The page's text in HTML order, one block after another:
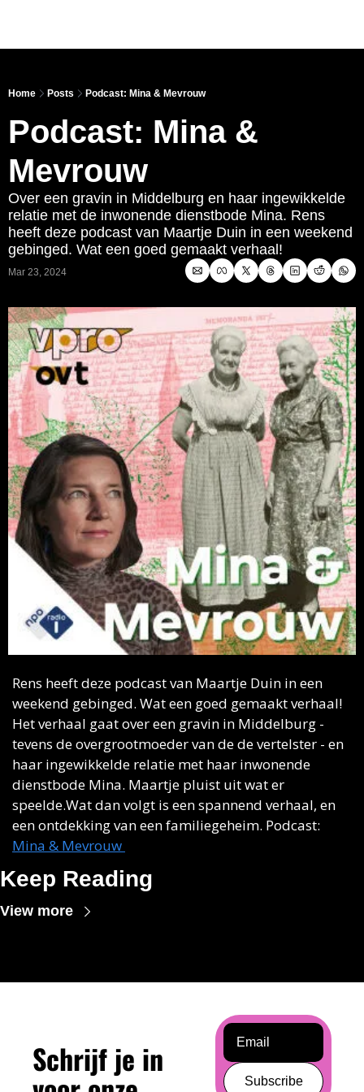
Home Posts Podcast: Mina & Mevrouw
Podcast: Mina &
Mevrouw
Over een gravin in Middelburg en haar ingewikkelde
relatie met de inwonende dienstbode Mina. Rens
heeft deze podcast van Maartje Duin in een weekend
gebinged. Wat een goed gemaakt verhaal!
Mar 23, 2024
Rens heeft deze podcast van Maartje Duin in een
weekend gebinged. Wat een goed gemaakt verhaal!
Het verhaal gaat over een gravin in Middelburg -
tevens de overgrootmoeder van de de vertelster - en
haar ingewikkelde relatie met haar inwonende
dienstbode Mina. Maartje pluist uit wat er
speelde.Wat dan volgt is een spannend verhaal, en
Mina & Mevrouw
Keep Reading
View more
Schrijf je in
Subscribe